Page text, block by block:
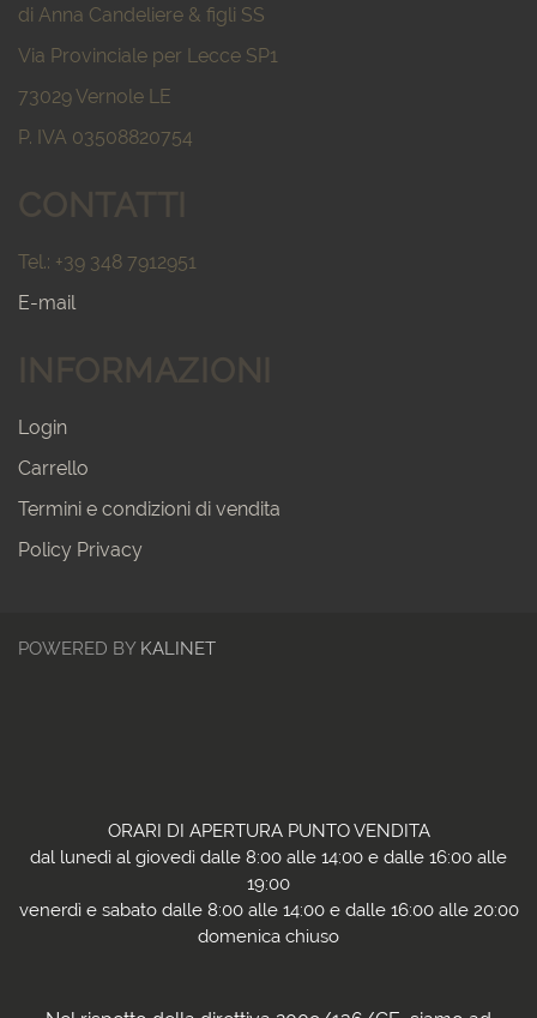
di Anna Candeliere & figli SS
Via Provinciale per Lecce SP1
73029 Vernole LE
P. IVA 03508820754
CONTATTI
Tel.: +39 348 7912951
E-mail
INFORMAZIONI
Login
Carrello
Termini e condizioni di vendita
Policy Privacy
POWERED BY KALINET
ORARI DI APERTURA PUNTO VENDITA
dal lunedì al giovedì dalle 8:00 alle 14:00 e dalle 16:00 alle
19:00
venerdì e sabato dalle 8:00 alle 14:00 e dalle 16:00 alle 20:00
domenica chiuso